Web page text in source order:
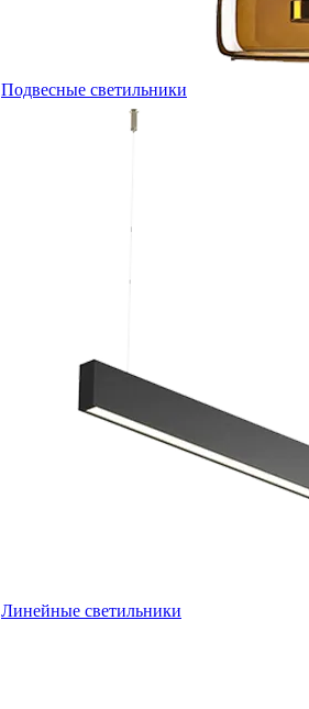
Подвесные светильники
Линейные светильники